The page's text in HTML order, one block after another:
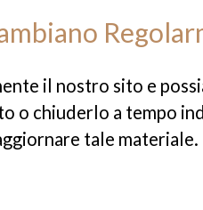
il nostro sito e
o chiuderlo a tempo
tale materiale.